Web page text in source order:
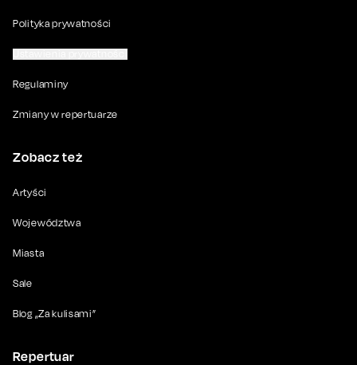
Polityka prywatności
Regulaminy
Zmiany w repertuarze
Zobacz też
Artyści
Województwa
Miasta
Sale
Blog „Za kulisami”
Repertuar